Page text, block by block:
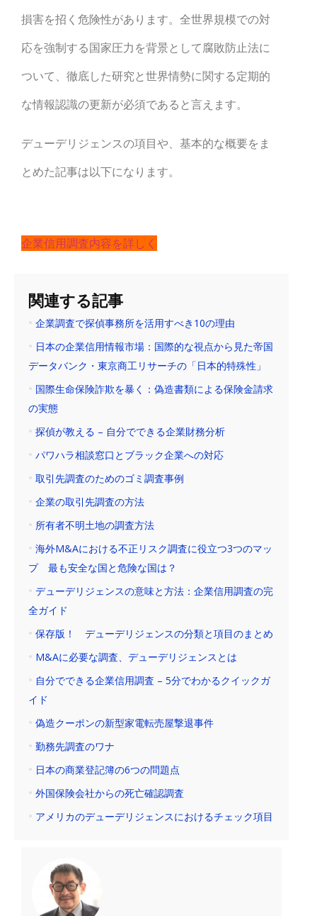
損害を招く危険性があります。全世界規模での対
応を強制する国家圧力を背景として腐敗防止法に
ついて、徹底した研究と世界情勢に関する定期的
な情報認識の更新が必須であると言えます。
デューデリジェンスの項目や、基本的な概要をま
とめた記事は以下になります。
企業信用調査内容を詳しく
関連する記事
企業調査で探偵事務所を活用すべき10の理由
日本の企業信用情報市場：国際的な視点から見た帝国
データバンク・東京商工リサーチの「日本的特殊性」
国際生命保険詐欺を暴く：偽造書類による保険金請求
の実態
探偵が教える – 自分でできる企業財務分析
パワハラ相談窓口とブラック企業への対応
取引先調査のためのゴミ調査事例
企業の取引先調査の方法
所有者不明土地の調査方法
海外M&Aにおける不正リスク調査に役立つ3つのマッ
プ 最も安全な国と危険な国は？
デューデリジェンスの意味と方法：企業信用調査の完
全ガイド
保存版！ デューデリジェンスの分類と項目のまとめ
M&Aに必要な調査、デューデリジェンスとは
自分でできる企業信用調査 – 5分でわかるクイックガ
イド
偽造クーポンの新型家電転売屋撃退事件
勤務先調査のワナ
日本の商業登記簿の6つの問題点
外国保険会社からの死亡確認調査
アメリカのデューデリジェンスにおけるチェック項目